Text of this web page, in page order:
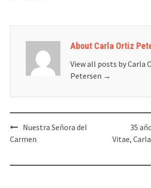
About Carla Ortiz
View all posts by Carla
Petersen →
Post
navigation
Nuestra Señora del
Carmen
35
Vitae,